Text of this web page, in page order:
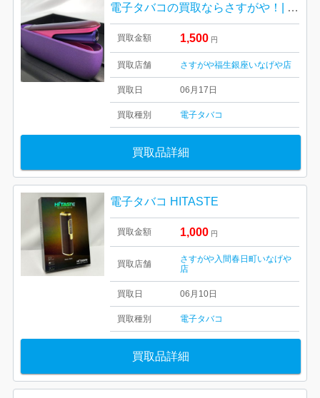
電子タバコの買取ならさすがや！| 福生市北田園| IQOS イルマ 限定色
買取金額 1,500 円
買取店舗 さすがや福生銀座いなげや店
買取日 06月17日
買取種別 電子タバコ
買取品詳細
電子タバコ HITASTE
買取金額 1,000 円
買取店舗
さすがや入間春日町いなげや
店
買取日 06月10日
買取種別 電子タバコ
買取品詳細